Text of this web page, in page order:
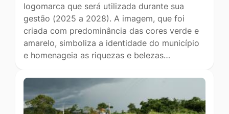
logomarca que será utilizada durante sua
gestão (2025 a 2028). A imagem, que foi
criada com predominância das cores verde e
amarelo, simboliza a identidade do município
e homenageia as riquezas e belezas…